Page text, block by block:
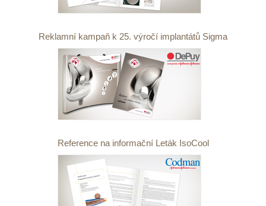
Reklamní kampaň k 25. výročí implantátů Sigma
Reference na informační Leták IsoCool